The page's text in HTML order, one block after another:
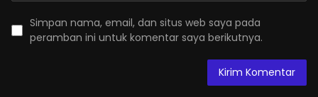
Simpan nama, email, dan situs web saya pada
peramban ini untuk komentar saya berikutnya.